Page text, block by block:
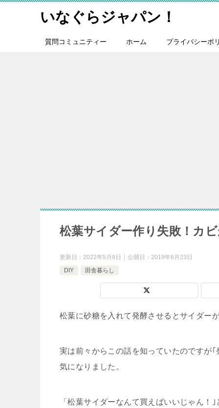
いなぐらジャパン！
質問コミュニティー ホーム プライバシーポ
松葉サイダー作り失敗！カ
更新日： 2022年5月9日 公開日： 2019年6月23日
DIY
田舎暮らし
松葉に砂糖を入れて発酵させるとサイダー
実は前々からこの話を知っていたのですが
気になりました。
「松葉サイダーなんて買えばいいじゃん！｣